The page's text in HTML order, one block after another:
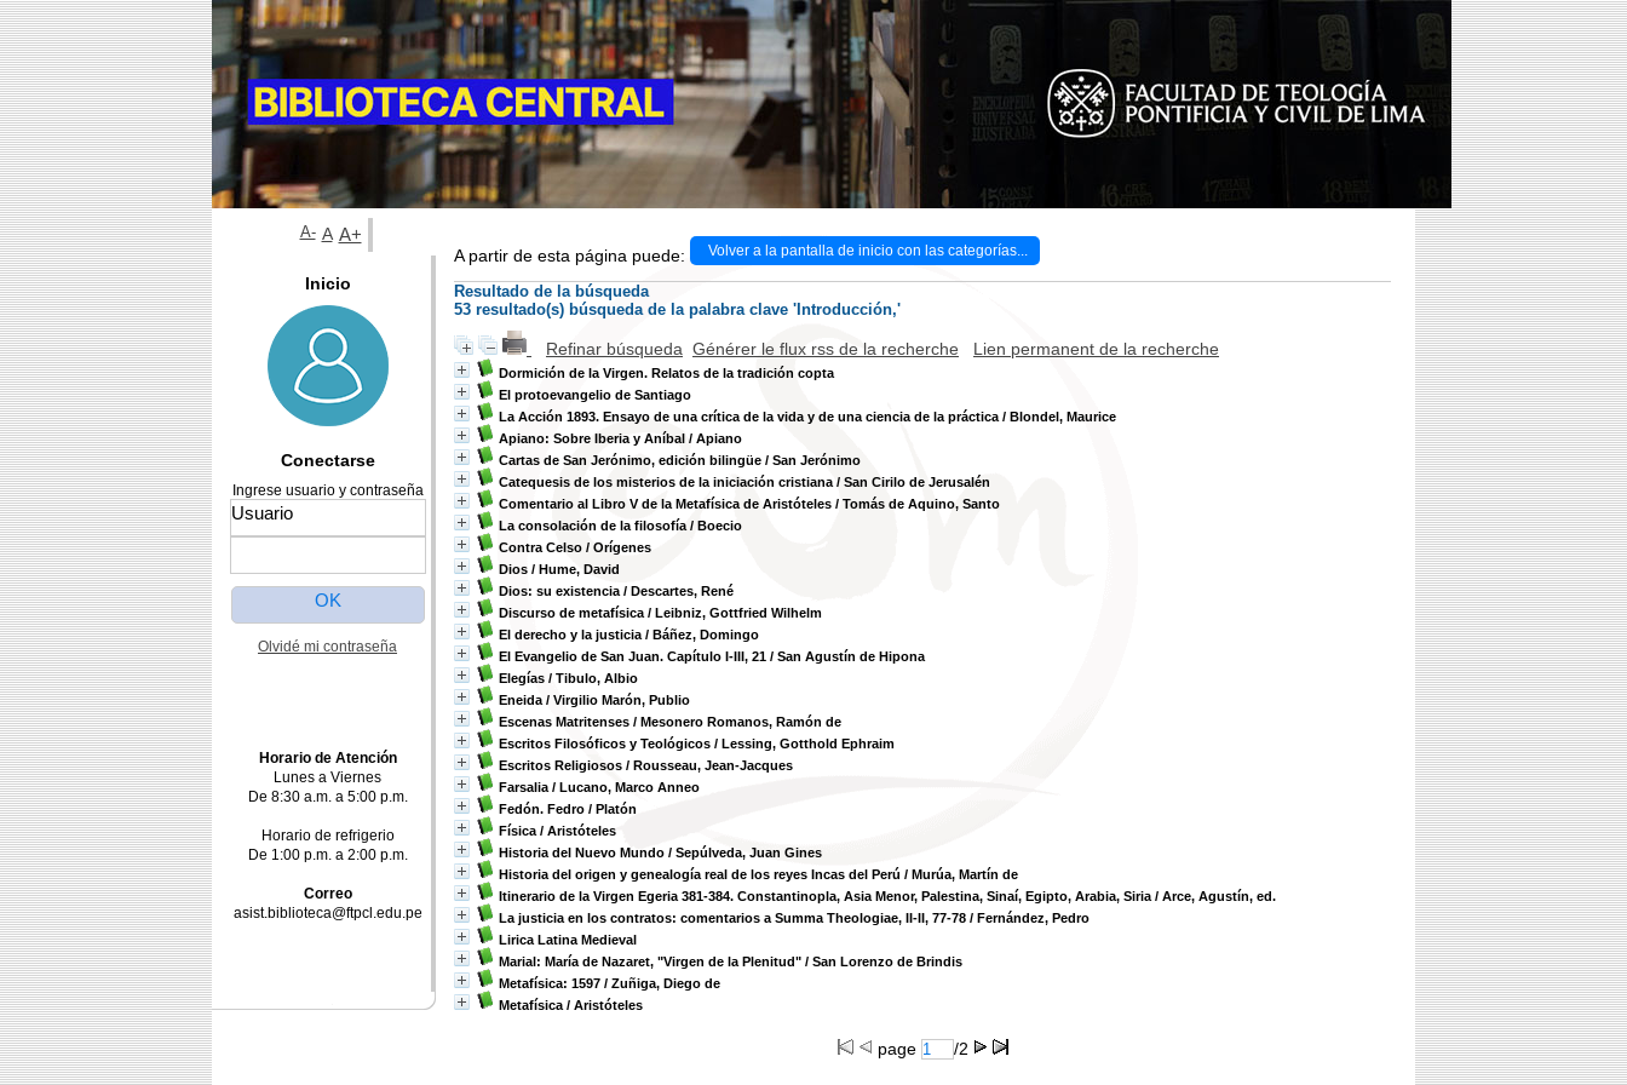
A partir de esta página puede: Volver a la pantalla de inicio con las categorías...
Resultado de la búsqueda
53 resultado(s) búsqueda de la palabra clave 'Introducción,'
Refinar búsqueda Générer le flux rss de la recherche Lien permanent de la recherche
Dormición de la Virgen. Relatos de la tradición copta
El protoevangelio de Santiago
La Acción 1893. Ensayo de una crítica de la vida y de una ciencia de la práctica / Blondel, Maurice
Apiano: Sobre Iberia y Aníbal / Apiano
Cartas de San Jerónimo, edición bilingüe / San Jerónimo
Catequesis de los misterios de la iniciación cristiana / San Cirilo de Jerusalén
Comentario al Libro V de la Metafísica de Aristóteles / Tomás de Aquino, Santo
La consolación de la filosofía / Boecio
Contra Celso / Orígenes
Dios / Hume, David
Dios: su existencia / Descartes, René
Discurso de metafísica / Leibniz, Gottfried Wilhelm
El derecho y la justicia / Báñez, Domingo
El Evangelio de San Juan. Capítulo I-III, 21 / San Agustín de Hipona
Elegías / Tibulo, Albio
Eneida / Virgilio Marón, Publio
Escenas Matritenses / Mesonero Romanos, Ramón de
Escritos Filosóficos y Teológicos / Lessing, Gotthold Ephraim
Escritos Religiosos / Rousseau, Jean-Jacques
Farsalia / Lucano, Marco Anneo
Fedón. Fedro / Platón
Física / Aristóteles
Historia del Nuevo Mundo / Sepúlveda, Juan Gines
Historia del origen y genealogía real de los reyes Incas del Perú / Murúa, Martín de
Itinerario de la Virgen Egeria 381-384. Constantinopla, Asia Menor, Palestina, Sinaí, Egipto, Arabia, Siria / Arce, Agustín, ed.
La justicia en los contratos: comentarios a Summa Theologiae, II-II, 77-78 / Fernández, Pedro
Lirica Latina Medieval
Marial: María de Nazaret, "Virgen de la Plenitud" / San Lorenzo de Brindis
Metafísica: 1597 / Zuñiga, Diego de
Metafísica / Aristóteles
page /2
A- A A+
Inicio
Conectarse
Ingrese usuario y contraseña
Olvidé mi contraseña
Horario de Atención
Lunes a Viernes
De 8:30 a.m. a 5:00 p.m.
Horario de refrigerio
De 1:00 p.m. a 2:00 p.m.
Correo
asist.biblioteca@ftpcl.edu.pe